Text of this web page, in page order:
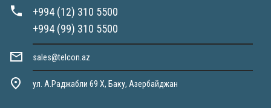
+994 (12) 310 5500
+994 (99) 310 5500
sales@telcon.az
ул. А.Раджабли 69 X, Баку, Азербайджан